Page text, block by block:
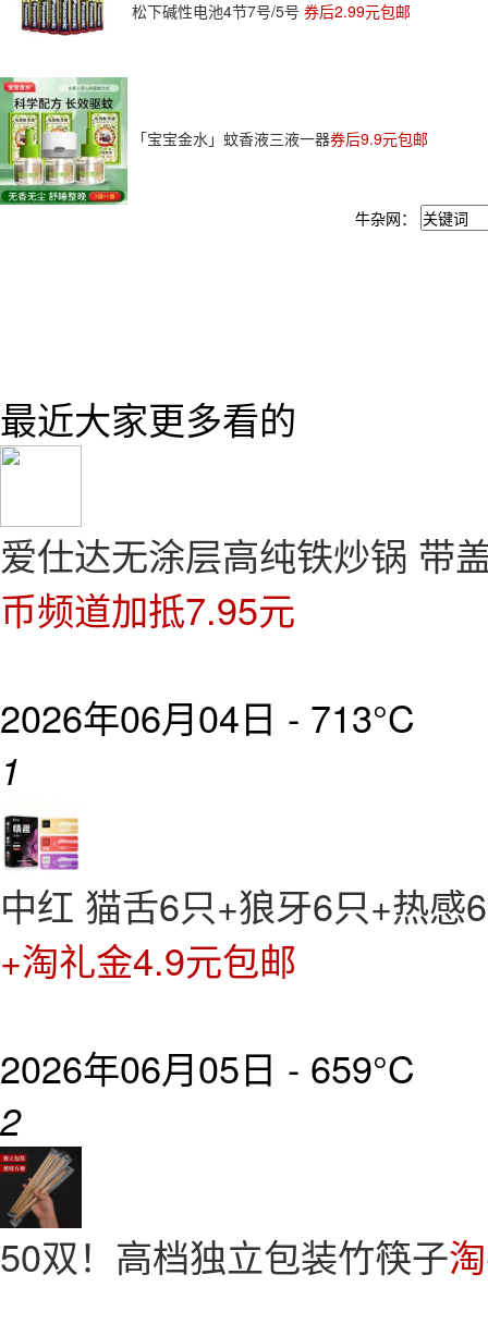
松下碱性电池4节7号/5号 券后2.99元包邮
「宝宝金水」蚊香液三液一器券后9.9元包邮
牛杂网：
最近大家更多看的
爱仕达无涂层高纯铁炒锅 带
币频道加抵7.95元
2026年06月04日 - 713°C
1
中红 猫舌6只+狼牙6只+热感
+淘礼金4.9元包邮
2026年06月05日 - 659°C
2
50双！高档独立包装竹筷子